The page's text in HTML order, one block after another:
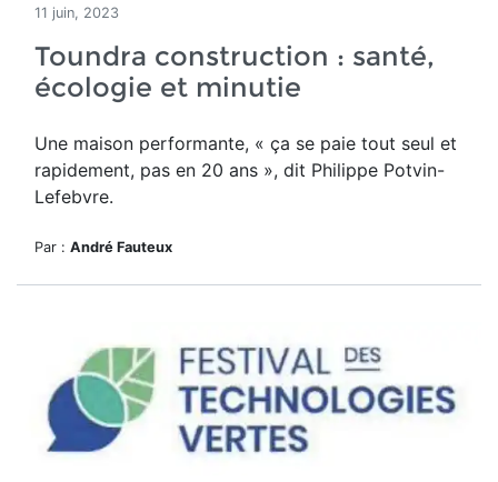
11 juin, 2023
Toundra construction : santé,
écologie et minutie
Une maison performante, « ça se paie tout seul et
rapidement, pas en 20 ans », dit Philippe Potvin-
Lefebvre.
Par : André Fauteux